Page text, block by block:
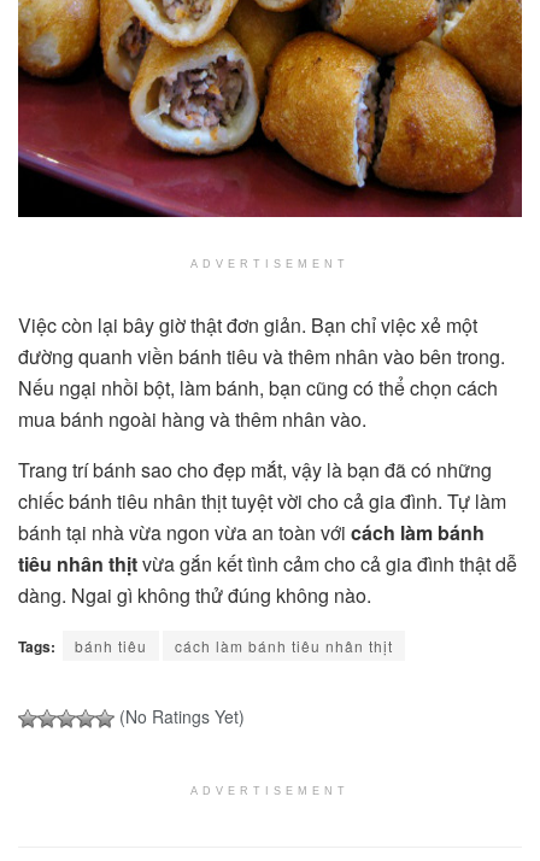
ADVERTISEMENT
Việc còn lại bây giờ thật đơn giản. Bạn chỉ việc xẻ một
đường quanh viền bánh tiêu và thêm nhân vào bên trong.
Nếu ngại nhồi bột, làm bánh, bạn cũng có thể chọn cách
mua bánh ngoài hàng và thêm nhân vào.
Trang trí bánh sao cho đẹp mắt, vậy là bạn đã có những
chiếc bánh tiêu nhân thịt tuyệt vời cho cả gia đình. Tự làm
bánh tại nhà vừa ngon vừa an toàn với cách làm bánh
tiêu nhân thịtvừa gắn kết tình cảm cho cả gia đình thật dễ
dàng. Ngai gì không thử đúng không nào.
Tags: bánh tiêu cách làm bánh tiêu nhân thịt
(No Ratings Yet)
ADVERTISEMENT